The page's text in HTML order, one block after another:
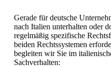
Gerade für deutsche
nach Italien unterhalten oder
regelmäßig spezifische
beiden Rechtssystemen
begleiten wir Sie im
Sachverhalten: